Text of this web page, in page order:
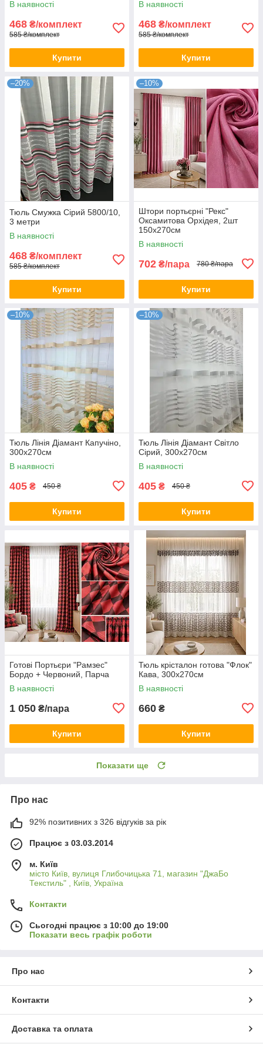
В наявності
468 ₴/комплект
585 ₴/комплект
Купити
В наявності
468 ₴/комплект
585 ₴/комплект
Купити
–20%
Тюль Смужка Сірий 5800/10,
3 метри
В наявності
468 ₴/комплект
585 ₴/комплект
Купити
–10%
Штори портьєрні "Рекс"
Оксамитова Орхідея, 2шт
150х270см
В наявності
702 ₴/пара 780 ₴/пара
Купити
–10%
Тюль Лінія Діамант Капучіно,
300х270см
В наявності
405 ₴ 450 ₴
Купити
–10%
Тюль Лінія Діамант Світло
Сірий, 300х270см
В наявності
405 ₴ 450 ₴
Купити
Готові Портьєри "Рамзес"
Бордо + Червоний, Парча
В наявності
1 050 ₴/пара
Купити
Тюль крісталон готова "Флок"
Кава, 300х270см
В наявності
660 ₴
Купити
Показати ще
Про нас
92% позитивних з 326 відгуків за рік
Працює з 03.03.2014
м. Київ
місто Київ, вулиця Глибочицька 71, магазин "ДжаБо
Текстиль" , Київ, Україна
Контакти
Сьогодні працює з 10:00 до 19:00
Показати весь графік роботи
Про нас
Контакти
Доставка та оплата